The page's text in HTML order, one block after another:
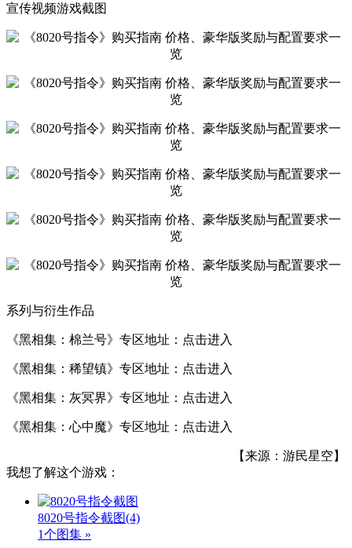
宣传视频游戏截图
系列与衍生作品
《黑相集：棉兰号》专区地址：点击进入
《黑相集：稀望镇》专区地址：点击进入
《黑相集：灰冥界》专区地址：点击进入
《黑相集：心中魔》专区地址：点击进入
【来源：游民星空】
我想了解这个游戏：
8020号指令截图(4)
1个图集 »